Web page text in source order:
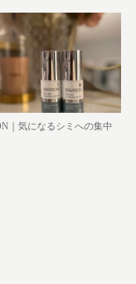
｜気になるシミへの集中